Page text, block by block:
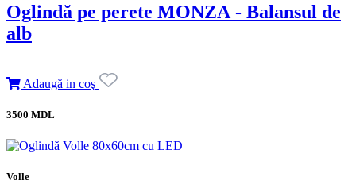
Oglindă pe perete MONZA - Balansul de
alb
Adaugă in coş
3500 MDL
Volle